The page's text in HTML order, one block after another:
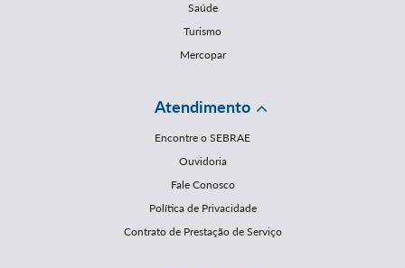
Saúde
Turismo
Mercopar
Atendimento
Encontre o SEBRAE
Ouvidoria
Fale Conosco
Política de Privacidade
Contrato de Prestação de Serviço